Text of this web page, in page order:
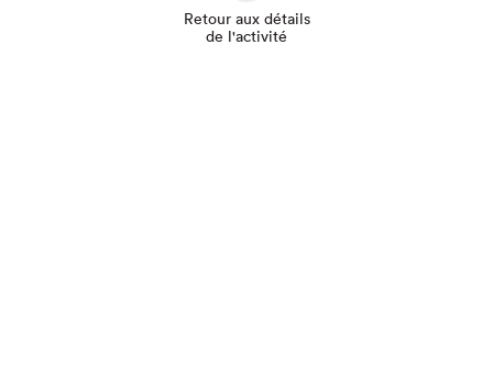
Retour aux détails
de l'activité